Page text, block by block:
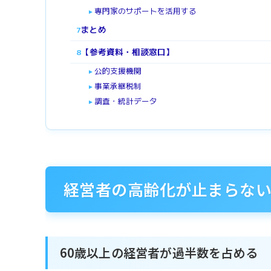
► 専門家のサポートを活用する
7まとめ
8 【参考資料・相談窓口】
► 公的支援機関
► 事業承継税制
► 調査・統計データ
経営者の高齢化が止まらな
60歳以上の経営者が過半数を占める